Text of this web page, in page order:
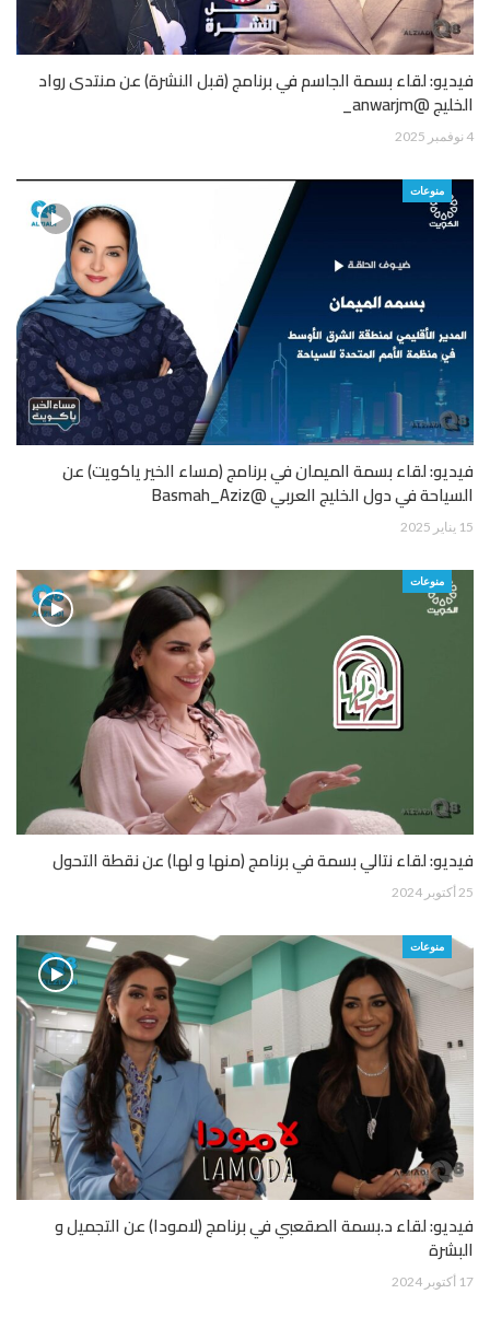
فيديو: لقاء بسمة الجاسم في برنامج (قبل النشرة) عن منتدى رواد
الخليج @anwarjm_
4 نوفمبر 2025
منوعات
فيديو: لقاء بسمة الميمان في برنامج (مساء الخير ياكويت) عن
السياحة في دول الخليج العربي @Basmah_Aziz
15 يناير 2025
منوعات
فيديو: لقاء نتالي بسمة في برنامج (منها و لها) عن نقطة التحول
25 أكتوبر 2024
منوعات
فيديو: لقاء د.بسمة الصقعبي في برنامج (لامودا) عن التجميل و
البشرة
17 أكتوبر 2024